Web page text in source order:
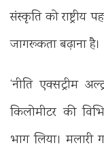
संस्कृति को
जागरूकता बढ़ाना है।
‘नीति एक्सट्रीम
किलोमीटर की
भाग लिया। मलारी